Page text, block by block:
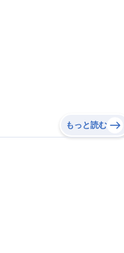
もっと読む